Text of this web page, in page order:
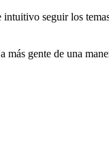
seguir los
gente de una